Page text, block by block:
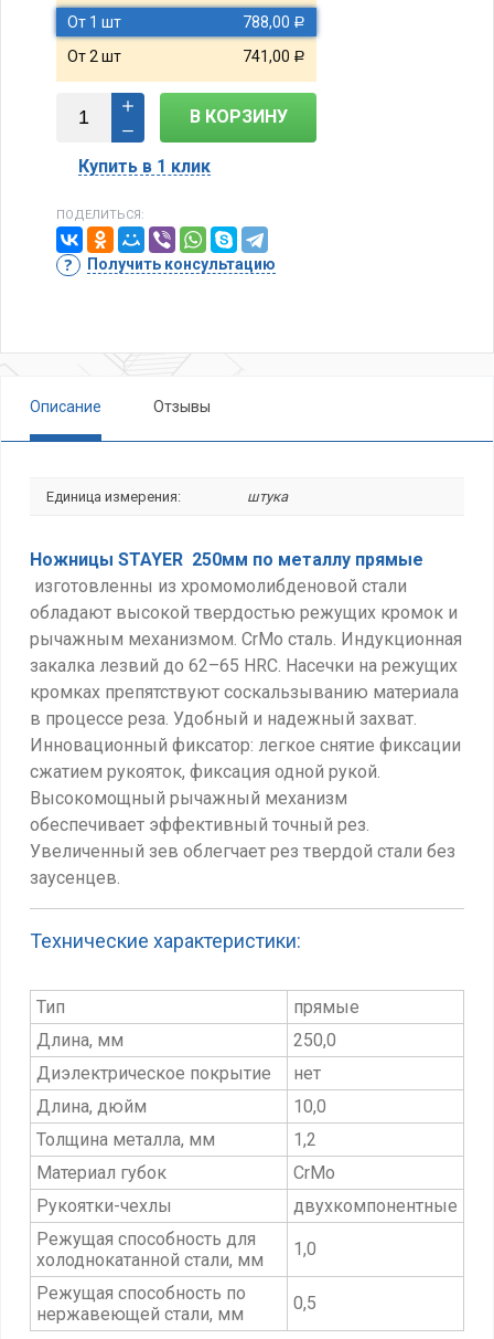
От 1 шт 788,00 Р
От 2 шт 741,00 Р
В КОРЗИНУ
Купить в 1 клик
ПОДЕЛИТЬСЯ:
Получить консультацию
Описание Отзывы
Единица измерения: штука
Ножницы STAYER 250мм по металлу прямые
изготовленны из хромомолибденовой стали
обладают высокой твердостью режущих кромок и
рычажным механизмом. CrMo сталь. Индукционная
закалка лезвий до 62–65 HRC. Насечки на режущих
кромках препятствуют соскальзыванию материала
в процессе реза. Удобный и надежный захват.
Инновационный фиксатор: легкое снятие фиксации
сжатием рукояток, фиксация одной рукой.
Высокомощный рычажный механизм
обеспечивает эффективный точный рез.
Увеличенный зев облегчает рез твердой стали без
заусенцев.
Технические характеристики:
Тип
прямые
Длина, мм
250,0
Диэлектрическое покрытие
нет
Длина, дюйм
10,0
Толщина металла, мм
1,2
Материал губок
CrMo
Рукоятки-чехлы
двухкомпонентные
Режущая способность для
холоднокатанной стали, мм
1,0
Режущая способность по
нержавеющей стали, мм
0,5